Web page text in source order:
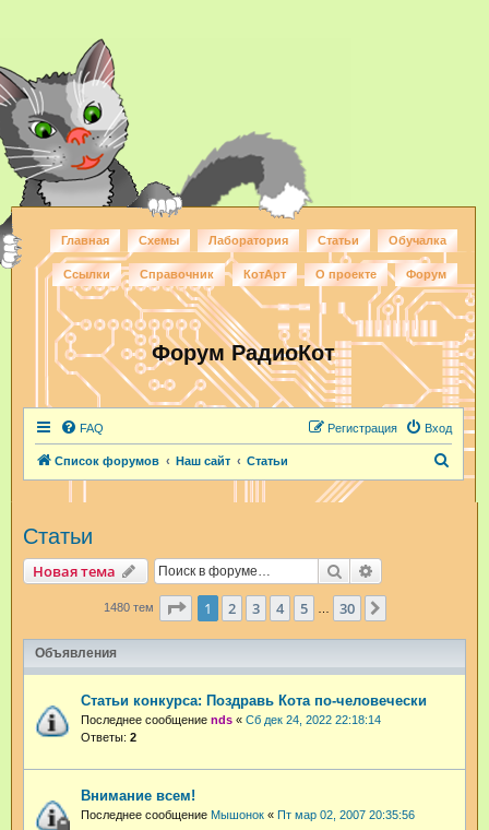
Главная Схемы Лаборатория Статьи Обучалка
Ссылки Справочник КотАрт О проекте Форум
Форум РадиоКот
FAQ Вход
Регистрация
Список форумов Наш сайт Статьи
Статьи
Новая тема Поиск
1480 тем Страница из 30
1 2 3 4 5 30
Объявления
Статьи конкурса: Поздравь Кота по-человечески
Последнее сообщение nds « Сб дек 24, 2022 22:18:14
Ответы: 2
Внимание всем!
Последнее сообщение Мышонок « Пт мар 02, 2007 20:35:56